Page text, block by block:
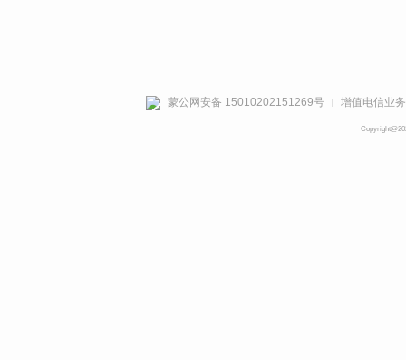
蒙公网安备 15010202151269号 增值电信业